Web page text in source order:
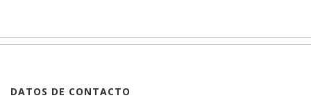
DATOS DE CONTACTO